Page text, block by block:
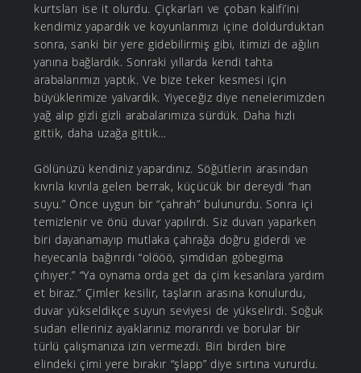
kurtsları ise it olurdu. Çiçkarları ve çoban kalifi’ini
kendimiz yapardık ve koyunlarımızı içine doldurduktan
sonra, sanki bir yere gidebilirmiş gibi, itimizi de ağılın
yanına bağlardık. Sonraki yıllarda kendi tahta
arabalarımızı yaptık. Ve bize teker kesmesi için
büyüklerimize yalvardık. Yiyeceğiz diye nenelerimizden
yağ alıp gizli gizli arabalarımıza sürdük. Daha hızlı
gittik, daha uzağa gittik…
Gölünüzü kendiniz yapardınız. Söğütlerin arasından
kıvrıla kıvrıla gelen berrak, küçücük bir dereydi “han
suyu.” Önce uygun bir “çahrah” bulunurdu. Sonra içi
temizlenir ve önü duvar yapılırdı. Siz duvarı yaparken
biri dayanamayıp mutlaka çahrağa doğru giderdi ve
heyecanla bağırırdı “olööö, şimdidan göbegima
çıhıyer.” “Ya oynama orda get da çim kesanlara yardım
et biraz.” Çimler kesilir, taşların arasına konulurdu,
duvar yükseldikçe suyun seviyesi de yükselirdi. Soğuk
sudan elleriniz ayaklarınız morarırdı ve borular bir
türlü çalışmanıza izin vermezdi. Biri birden bire
elindeki çimi yere bırakır “şlapp” diye sırtına vururdu.